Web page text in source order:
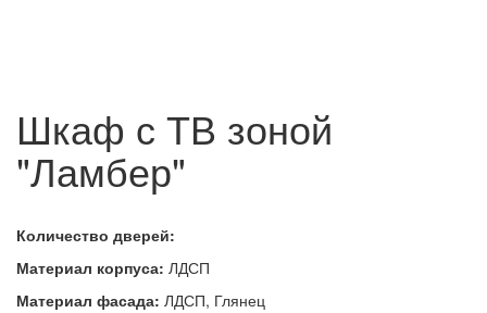
Шкаф с ТВ зоной
"Ламбер"
Количество дверей:
Материал корпуса: ЛДСП
Материал фасада: ЛДСП, Глянец